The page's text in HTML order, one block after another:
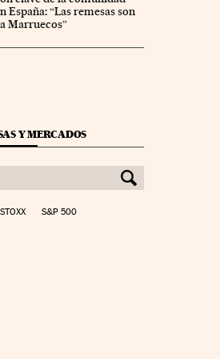
España: “Las remesas son
Marruecos”
Y MERCADOS
S&P 500